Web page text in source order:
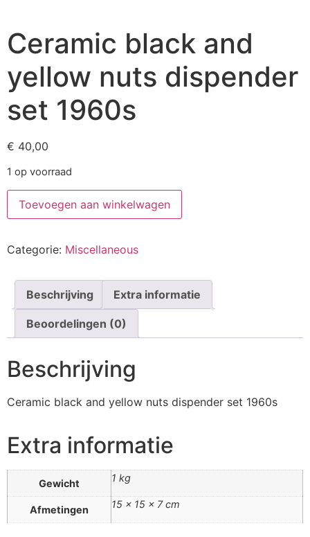
Ceramic black and
yellow nuts dispender
set 1960s
€ 40,00
1 op voorraad
Toevoegen aan winkelwagen
Categorie: Miscellaneous
Beschrijving Extra informatie
Beoordelingen (0)
Beschrijving
Ceramic black and yellow nuts dispender set 1960s
Extra informatie
Gewicht 1 kg
Afmetingen 15 × 15 × 7 cm